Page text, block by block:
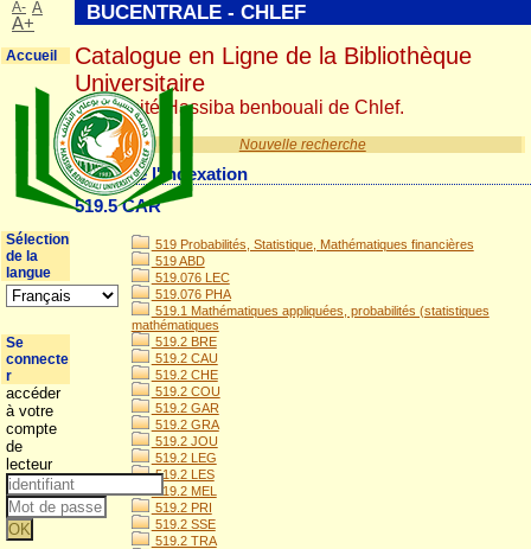
Nouvelle recherche
Détail de l'indexation
519.5 CAR
519 Probabilités, Statistique, Mathématiques financières
519 ABD
519.076 LEC
519.076 PHA
519.1 Mathématiques appliquées, probabilités (statistiques
mathématiques
519.2 BRE
519.2 CAU
519.2 CHE
519.2 COU
519.2 GAR
519.2 GRA
519.2 JOU
519.2 LEG
519.2 LES
519.2 MEL
519.2 PRI
519.2 SSE
519.2 TRA
BUCENTRALE - CHLEF
Catalogue en Ligne de la Bibliothèque
Universitaire
Université Hassiba benbouali de Chlef.
A- A
A+
Accueil
Sélection
de la
langue
Se
connecte
r
accéder
à votre
compte
de
lecteur